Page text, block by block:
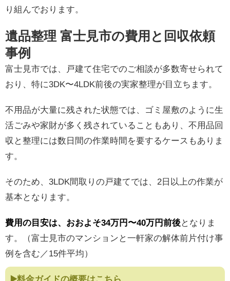
り組んでおります。
遺品整理 富士見市の費用と回収依頼
事例
富士見市では、戸建て住宅でのご相談が多数寄せられて
おり、特に3DK〜4LDK前後の実家整理が目立ちます。
不用品が大量に残された状態では、ゴミ屋敷のように生
活ごみや家財が多く残されていることもあり、不用品回
収と整理には数日間の作業時間を要するケースもありま
す。
そのため、3LDK間取りの戸建てでは、2日以上の作業が
基本となります。
費用の目安は、おおよそ34万円〜40万円前後となりま
す。（富士見市のマンションと一軒家の解体前片付け事
例を含む／15件平均）